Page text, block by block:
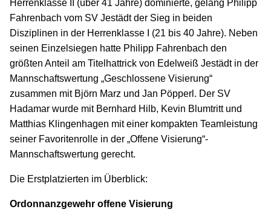
Herrenklasse II (über 41 Jahre) dominierte, gelang Philipp
Fahrenbach vom SV Jestädt der Sieg in beiden
Disziplinen in der Herrenklasse I (21 bis 40 Jahre). Neben
seinen Einzelsiegen hatte Philipp Fahrenbach den
größten Anteil am Titelhattrick von Edelweiß Jestädt in der
Mannschaftswertung „Geschlossene Visierung“
zusammen mit Björn Marz und Jan Pöpperl. Der SV
Hadamar wurde mit Bernhard Hilb, Kevin Blumtritt und
Matthias Klingenhagen mit einer kompakten Teamleistung
seiner Favoritenrolle in der „Offene Visierung“-
Mannschaftswertung gerecht.
Die Erstplatzierten im Überblick:
Ordonnanzgewehr offene Visierung